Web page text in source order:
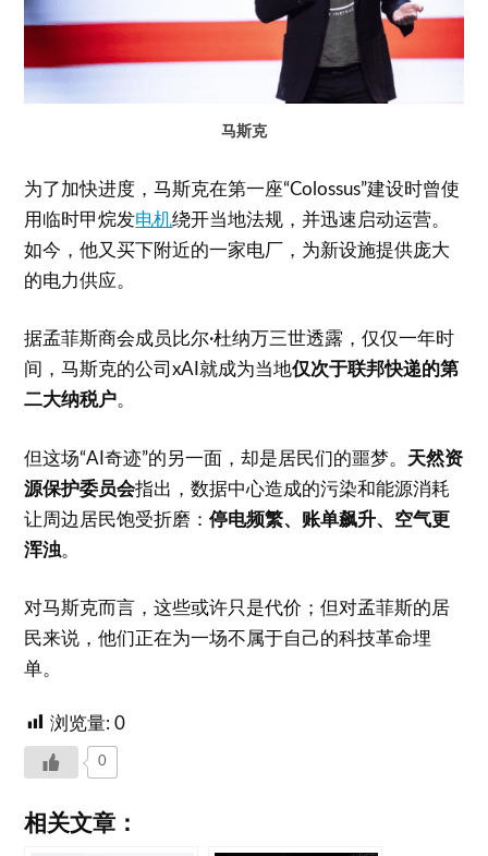
马斯克
为了加快进度，马斯克在第一座“Colossus”建设时曾使
用临时甲烷发电机绕开当地法规，并迅速启动运营。
如今，他又买下附近的一家电厂，为新设施提供庞大
的电力供应。
据孟菲斯商会成员比尔·杜纳万三世透露，仅仅一年时
间，马斯克的公司xAI就成为当地仅次于联邦快递的第
二大纳税户。
但这场“AI奇迹”的另一面，却是居民们的噩梦。 天然资
源保护委员会指出，数据中心造成的污染和能源消耗
让周边居民饱受折磨：停电频繁、账单飙升、空气更
浑浊。
对马斯克而言，这些或许只是代价；但对孟菲斯的居
民来说，他们正在为一场不属于自己的科技革命埋
单。
浏览量: 0
0
相关文章：